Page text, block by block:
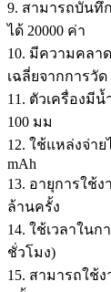
9. สามารถบันทึ
ได้ 20000 ค่า
10. มีความคลา
เฉลี่ยจากการวั
11. ตัวเครื่องมี
100 มม
12. ใช้แหล่งจ่า
mAh
13. อายุการใช้
ล้านครั้ง
14. ใช้เวลาในก
ชั่วโมง)
15. สามารถใช้